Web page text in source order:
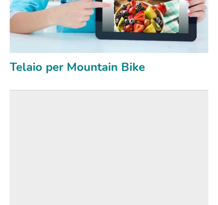
Telaio per Mountain Bike